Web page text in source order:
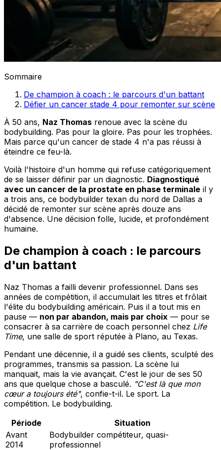
Sommaire
De champion à coach : le parcours d'un battant
Défier un cancer stade 4 pour remonter sur scène
À 50 ans, Naz Thomas renoue avec la scène du
bodybuilding. Pas pour la gloire. Pas pour les trophées.
Mais parce qu'un cancer de stade 4 n'a pas réussi à
éteindre ce feu-là.
Voilà l'histoire d'un homme qui refuse catégoriquement
de se laisser définir par un diagnostic. Diagnostiqué
avec un cancer de la prostate en phase terminale il y
a trois ans, ce bodybuilder texan du nord de Dallas a
décidé de remonter sur scène après douze ans
d'absence. Une décision folle, lucide, et profondément
humaine.
De champion à coach : le parcours
d'un battant
Naz Thomas a failli devenir professionnel. Dans ses
années de compétition, il accumulait les titres et frôlait
l'élite du bodybuilding américain. Puis il a tout mis en
pause — non par abandon, mais par choix — pour se
consacrer à sa carrière de coach personnel chez Life
Time, une salle de sport réputée à Plano, au Texas.
Pendant une décennie, il a guidé ses clients, sculpté des
programmes, transmis sa passion. La scène lui
manquait, mais la vie avançait. C'est le jour de ses 50
ans que quelque chose a basculé. "C'est là que mon
cœur a toujours été", confie-t-il. Le sport. La
compétition. Le bodybuilding.
Période
Situation
Avant
2014
Bodybuilder compétiteur, quasi-
professionnel